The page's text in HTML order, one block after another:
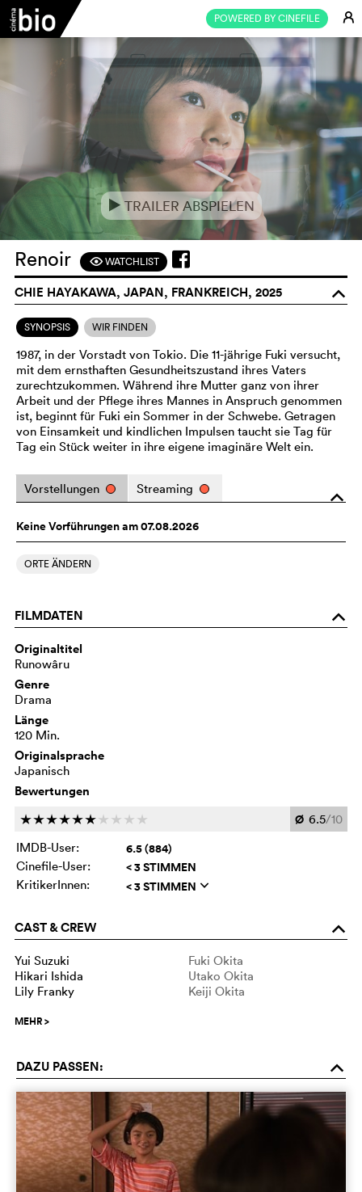
POWERED BY CINEFILE E
eTRAILER ABSPIELEN
Renoir FWATCHLIST
CHIE HAYAKAWA, JAPAN, FRANKREICH, 2025 o
SYNOPSIS WIR FINDEN
1987, in der Vorstadt von Tokio. Die 11-jährige Fuki versucht,
mit dem ernsthaften Gesundheitszustand ihres Vaters
zurechtzukommen. Während ihre Mutter ganz von ihrer
Arbeit und der Pflege ihres Mannes in Anspruch genommen
ist, beginnt für Fuki ein Sommer in der Schwebe. Getragen
von Einsamkeit und kindlichen Impulsen taucht sie Tag für
Tag ein Stück weiter in ihre eigene imaginäre Welt ein.
o
Vorstellungen Streaming
Keine Vorführungen am 07.08.2026
ORTE ÄNDERN
FILMDATEN o
Originaltitel
Runowâru
Genre
Drama
Länge
120 Min.
Originalsprache
Japanisch
Bewertungen
cccccc c c c c Ø 6.5/10
IMDB-User:
6.5 (884)
Cinefile-User: < 3 STIMMEN
KritikerInnen: < 3 STIMMEN q
CAST & CREW o
Yui Suzuki
Fuki Okita
Hikari Ishida
Utako Okita
Lily Franky
Keiji Okita
MEHR>
DAZU PASSEN: o